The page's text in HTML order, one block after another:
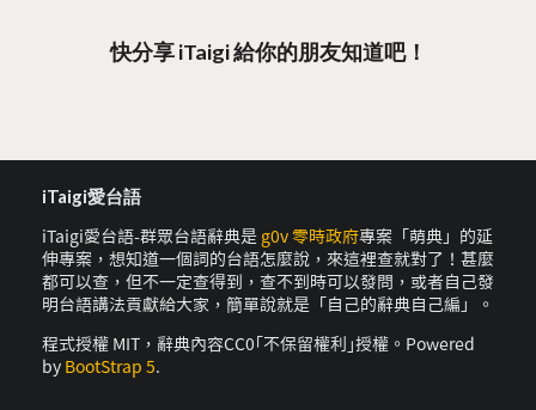
快分享 iTaigi 給你的朋友知道吧！
iTaigi愛台語
iTaigi愛台語-群眾台語辭典是 g0v 零時政府專案「萌典」的延
伸專案，想知道一個詞的台語怎麼說，來這裡查就對了！甚麼
都可以查，但不一定查得到，查不到時可以發問，或者自己發
明台語講法貢獻給大家，簡單說就是「自己的辭典自己編」。
程式授權 MIT，辭典內容CC0｢不保留權利｣授權。Powered
by BootStrap 5.